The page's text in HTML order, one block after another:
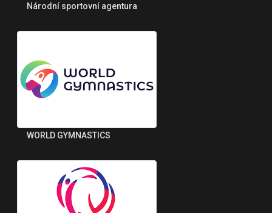
Národní sportovní agentura
WORLD GYMNASTICS